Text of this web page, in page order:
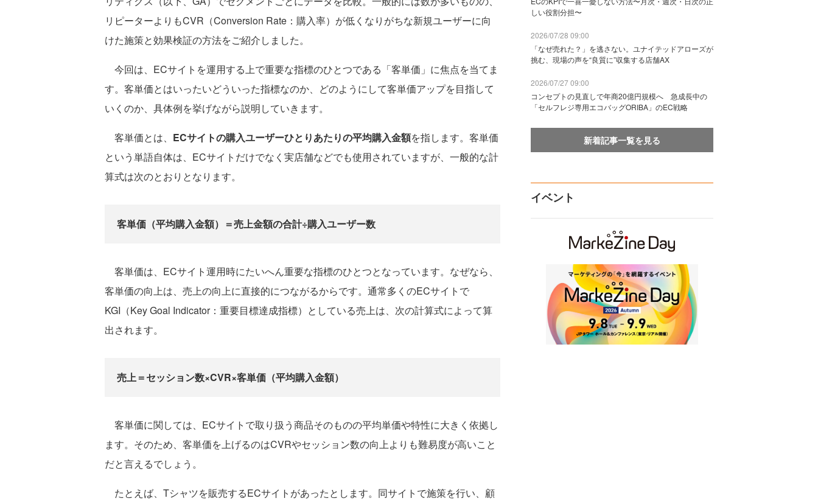
リピーターよりもCVR（Conversion Rate：購入率）が低くなりがちな新規ユーザーに向
けた施策と効果検証の方法をご紹介しました。
今回は、ECサイトを運用する上で重要な指標のひとつである「客単価」に焦点を当てま
す。客単価とはいったいどういった指標なのか、どのようにして客単価アップを目指して
いくのか、具体例を挙げながら説明していきます。
客単価とは、 ECサイトの購入ユーザーひとりあたりの平均購入金額を指します。客単価
という単語自体は、ECサイトだけでなく実店舗などでも使用されていますが、一般的な計
算式は次のとおりとなります。
客単価（平均購入金額）＝売上金額の合計÷購入ユーザー数
客単価は、ECサイト運用時にたいへん重要な指標のひとつとなっています。なぜなら、
客単価の向上は、売上の向上に直接的につながるからです。通常多くのECサイトで
KGI（Key Goal Indicator：重要目標達成指標）としている売上は、次の計算式によって算
出されます。
売上＝セッション数×CVR×客単価（平均購入金額）
客単価に関しては、ECサイトで取り扱う商品そのものの平均単価や特性に大きく依拠し
ます。そのため、客単価を上げるのはCVRやセッション数の向上よりも難易度が高いこと
だと言えるでしょう。
たとえば、Tシャツを販売するECサイトがあったとします。同サイトで施策を行い、顧
しい役割分担〜
2026/07/28 09:00
「なぜ売れた？」を逃さない。ユナイテッドアローズが
挑む、現場の声を“良質に”収集する店舗AX
2026/07/27 09:00
コンセプトの見直しで年商20億円規模へ 急成長中の
「セルフレジ専用エコバッグORIBA」のEC戦略
新着記事一覧を見る
イベント